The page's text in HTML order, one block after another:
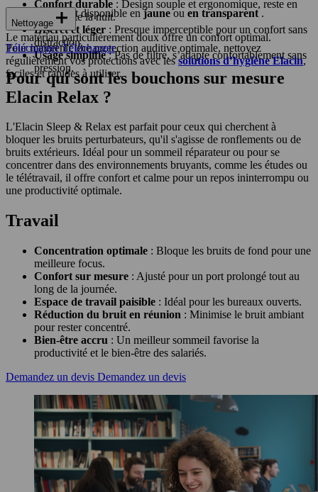
Confort durable : Design souple et ergonomique, reste en
place toute la nuit.
Discret et léger : Presque imperceptible pour un confort sans
distraction.
Usage simplifié: Pas de filtre, s’adapte confortablement sans
pression.
Elacin Relax est disponible enjauneou en transparent .
Le matériau particulièrement doux offre un confort optimal.
Nettoyage
Pour maintenir une protection auditive optimale, nettoyez
régulièrement vos protections avec les solutions d’hygiène Elacin,
faciles et rapides à utiliser.
Télécharger Télécharger
Pour qui sont les bouchons sur mesure
Elacin Relax ?
L'Elacin Sleep & Relax est parfait pour ceux qui cherchent à
bloquer les bruits perturbateurs, qu'il s'agisse de ronflements ou de
bruits extérieurs. Idéal pour un sommeil réparateur ou pour se
concentrer dans des environnements bruyants, comme les études ou
le télétravail, il offre confort et calme pour un repos ininterrompu ou
une productivité optimale.
Travail
Concentration optimale : Bloque les bruits de fond pour une
meilleure focus.
Confort sur mesure : Ajusté pour un port prolongé tout au
long de la journée.
Espace de travail paisible : Idéal pour les bureaux ouverts.
Réduction du bruit en réunion : Minimise le bruit ambiant
pour rester concentré.
Bien-être accru : Un meilleur sommeil favorise la
productivité et le bien-être des salariés.
Demandez un devis Demandez un devis